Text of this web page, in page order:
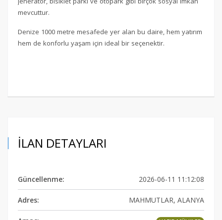
mevcuttur.
Denize 1000 metre mesafede yer alan bu daire, hem yatırım
hem de konforlu yaşam için ideal bir seçenektir.
İLAN DETAYLARI
Güncellenme: 2026-06-11 11:12:08
Adres: MAHMUTLAR, ALANYA